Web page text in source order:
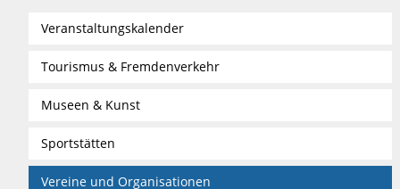
Veranstaltungskalender
Tourismus & Fremdenverkehr
Museen & Kunst
Sportstätten
Vereine und Organisationen